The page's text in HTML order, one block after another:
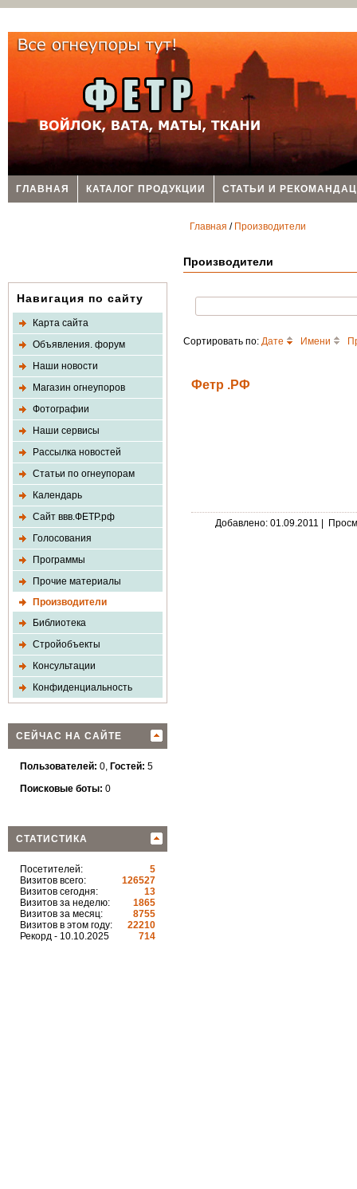
ГЛАВНАЯ КАТАЛОГ ПРОДУКЦИИ СТАТЬИ И
Навигация по сайту
Карта сайта
Объявления. форум
Наши новости
Магазин огнеупоров
Фотографии
Наши сервисы
Рассылка новостей
Статьи по огнеупорам
Календарь
Сайт ввв.ФЕТР.рф
Голосования
Программы
Прочие материалы
Производители
Библиотека
Стройобъекты
Консультации
Конфиденциальность
СЕЙЧАС НА САЙТЕ
Пользователей: 0, Гостей: 5
Поисковые боты: 0
СТАТИСТИКА
Посетителей:
5
Визитов всего:
126527
Визитов сегодня:
13
Визитов за неделю:
1865
Визитов за месяц:
8755
Визитов в этом году:
22210
Рекорд - 10.10.2025
714
Главная / Производители
Производители
Сортировать по: Дате Имени
Фетр .РФ
Добавлено: 01.09.2011 |